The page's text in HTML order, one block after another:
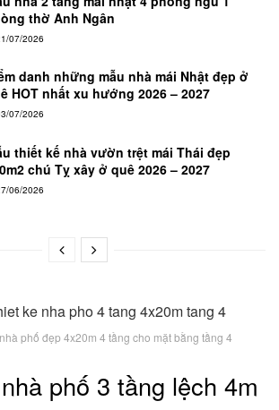
thờ Anh Ngân
07/2026
danh những mẫu nhà mái Nhật đẹp ở
HOT nhất xu hướng 2026 – 2027
07/2026
thiết kế nhà vườn trệt mái Thái đẹp
chú Tỵ xây ở quê 2026 – 2027
06/2026
phố đẹp 4x20m 4 tầng cho mặt bằng tầng 4
phố 3 tầng lệch 4m